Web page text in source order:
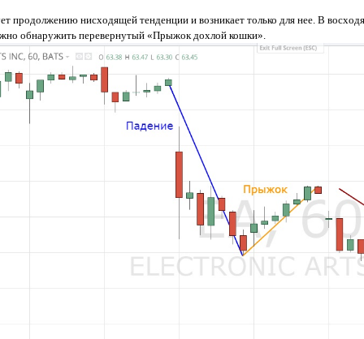
продолжению нисходящей тенденции и возникает только для нее. В
обнаружить перевернутый «Прыжок дохлой кошки».